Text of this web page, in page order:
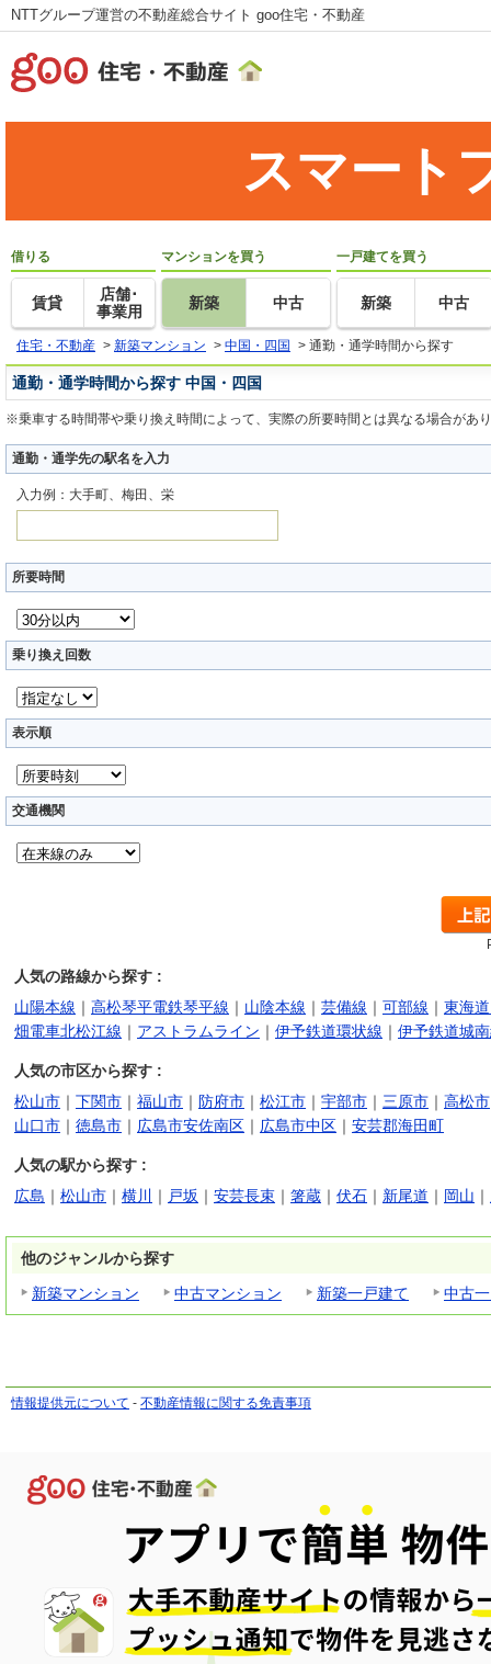
NTTグループ運営の不動産総合サイト goo住宅・不動産
スマート
借りる
賃貸
店舗･
事業用
マンションを買う
新築 中古
一戸建てを買う
新築 中古
住宅・不動産 > 新築マンション > 中国・四国 > 通勤・通学時間から探す
通勤・通学時間から探す 中国・四国
※乗車する時間帯や乗り換え時間によって、実際の所要時間とは異なる場合があ
通勤・通学先の駅名を入力
入力例：大手町、梅田、栄
所要時間
乗り換え回数
表示順
交通機関
人気の路線から探す :
山陽本線 ｜ 高松琴平電鉄琴平線 ｜ 山陰本線 ｜ 芸備線 ｜ 可部線 ｜ 東海
畑電車北松江線 ｜ アストラムライン ｜ 伊予鉄道環状線 ｜ 伊予鉄道城
人気の市区から探す :
松山市 ｜ 下関市 ｜ 福山市 ｜ 防府市 ｜ 松江市 ｜ 宇部市 ｜ 三原市 ｜ 高松市
山口市 ｜ 徳島市 ｜ 広島市安佐南区 ｜ 広島市中区 ｜ 安芸郡海田町
人気の駅から探す :
広島 ｜ 松山市 ｜ 横川 ｜ 戸坂 ｜ 安芸長束 ｜ 箸蔵 ｜ 伏石 ｜ 新尾道 ｜ 岡山 ｜
他のジャンルから探す
新築マンション
中古マンション 新築一戸建て 中古
情報提供元について - 不動産情報に関する免責事項